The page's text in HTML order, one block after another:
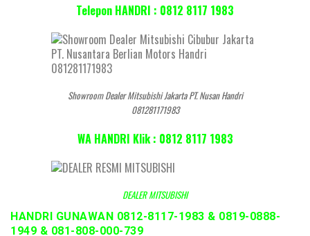
Telepon HANDRI : 0812 8117 1983
Showroom Dealer Mitsubishi Jakarta PT. Nusan Handri
081281171983
WA HANDRI Klik : 0812 8117 1983
DEALER MITSUBISHI
HANDRI GUNAWAN 0812-8117-1983 & 0819-0888-
1949 & 081-808-000-739